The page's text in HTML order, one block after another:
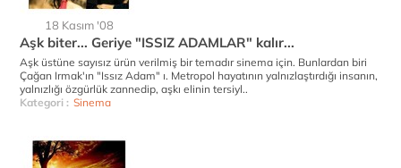
18 Kasım '08
Aşk biter... Geriye "ISSIZ ADAMLAR" kalır...
Aşk üstüne sayısız ürün verilmiş bir temadır sinema için. Bunlardan biri
Çağan Irmak'ın "Issız Adam" ı. Metropol hayatının yalnızlaştırdığı insanın,
yalnızlığı özgürlük zannedip, aşkı elinin tersiyl..
Kategori : Sinema